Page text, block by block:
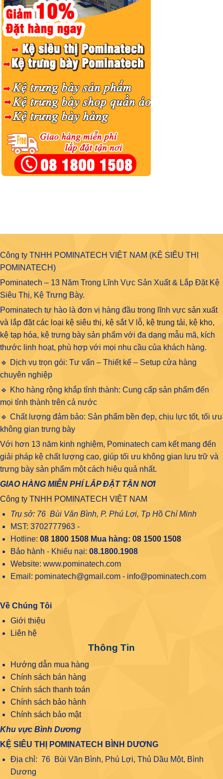
Công ty TNHH POMINATECH VIỆT NAM (KỆ SIÊU THỊ
POMINATECH)
Pominatech – 13 Năm Trong Lĩnh Vực Sản Xuất & Lắp Đặt Kệ
Siêu Thị, Kệ Trưng Bày.
Pominatech tự hào là đơn vị hàng đầu trong lĩnh vực sản xuất
và lắp đặt các loại kệ siêu thị, kệ sắt V lỗ, kệ trung tải, kệ kho,
kệ tạp hóa, kệ trưng bày sản phẩm với đa dạng mẫu mã, kích
thước linh hoạt, phù hợp với mọi nhu cầu của khách hàng.
🔹 Dịch vụ trọn gói: Tư vấn – Thiết kế – Setup cửa hàng
chuyên nghiệp
🔹 Kho hàng rộng khắp tỉnh thành: Cung cấp sản phẩm đến
mọi tỉnh thành trên cả nước
🔹 Chất lượng đảm bảo: Sản phẩm bền đẹp, chịu lực tốt, tối ưu
không gian trưng bày
Với hơn 13 năm kinh nghiệm, Pominatech cam kết mang đến
giải pháp kệ chất lượng cao, giúp tối ưu không gian lưu trữ và
trưng bày sản phẩm một cách hiệu quả nhất.
GIAO HÀNG MIỄN PHÍ LẮP ĐẶT TẬN NƠI
Công ty TNHH POMINATECH VIỆT NAM
Trụ sở: 76 Bùi Văn Bình, P. Phú Lợi, Tp Hồ Chí Minh
MST: 3702777963 -
Hotline: 08 1800 1508Mua hàng: 08 1500 1508
Bảo hành - Khiếu nại: 08.1800.1908
Website: www.pominatech.com
Email: pominatech@gmail.com - info@pominatech.com
Về Chúng Tôi
Giới thiệu
Liên hệ
Thông Tin
Hướng dẫn mua hàng
Chính sách bán hàng
Chính sách thanh toán
Chính sách bảo hành
Chính sách bảo mật
Khu vực Bình Dương
KỆ SIÊU THỊ POMINATECH BÌNH DƯƠNG
Địa chỉ: 76 Bùi Văn Bình, Phú Lợi, Thủ Dầu Một, Bình
Dương